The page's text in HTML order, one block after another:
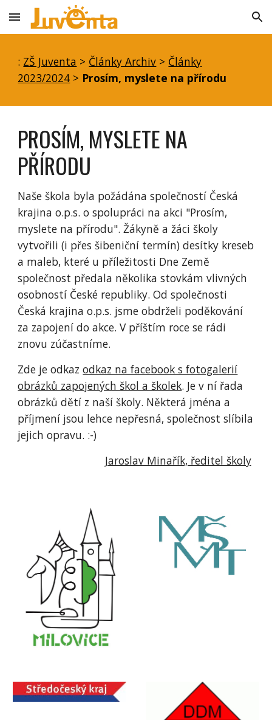
Skip to main content Skip to navigation
: ZŠ Juventa > Články Archiv > Články
2023/2024 > Prosím, myslete na přírodu
PROSÍM, MYSLETE NA
PŘÍRODU
Naše škola byla požádána společností Česká
krajina o.p.s. o spolupráci na akci "Prosím,
myslete na přírodu". Žákyně a žáci školy
vytvořili (i přes šibeniční termín) desítky kreseb
a maleb, které u příležitosti Dne Země
společnost předala několika stovkám vlivných
osobností České republiky. Od společnosti
Česká krajina o.p.s. jsme obdrželi poděkování
za zapojení do akce. V příštím roce se rádi
znovu zúčastníme.
Zde je odkazodkaz na facebook s fotogalerií
obrázků zapojených škol a školek. Je v ní řada
obrázků dětí z naší školy. Některá jména a
příjmení jsou lehce nepřesná, společnost slíbila
jejich opravu. :-)
Jaroslav Minařík, ředitel školy